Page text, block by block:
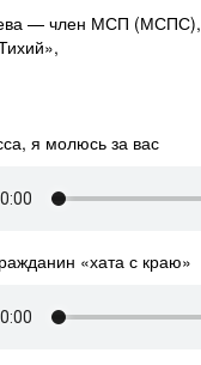
— член МСП (МСПС),
я молюсь за вас
«хата с краю»